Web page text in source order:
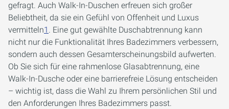
gefragt. Auch Walk-In-Duschen erfreuen sich großer
Beliebtheit, da sie ein Gefühl von Offenheit und Luxus
vermitteln1 . Eine gut gewählte Duschabtrennung kann
nicht nur die Funktionalität Ihres Badezimmers verbessern,
sondern auch dessen Gesamterscheinungsbild aufwerten.
Ob Sie sich für eine rahmenlose Glasabtrennung, eine
Walk-In-Dusche oder eine barrierefreie Lösung entscheiden
– wichtig ist, dass die Wahl zu Ihrem persönlichen Stil und
den Anforderungen Ihres Badezimmers passt.